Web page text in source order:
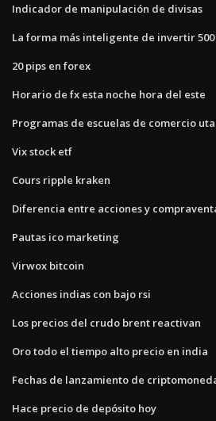
Indicador de manipulación de divisas
La forma más inteligente de invertir
20 pips en forex
Horario de fx esta noche hora del este
Programas de escuelas de comercio
Vix stock etf
Cours ripple kraken
Diferencia entre acciones y
Pautas ico marketing
Virwox bitcoin
Acciones indias con bajo rsi
Los precios del crudo brent reactivan
Oro todo el tiempo alto precio en india
Fechas de lanzamiento de
Hace precio de depósito hoy